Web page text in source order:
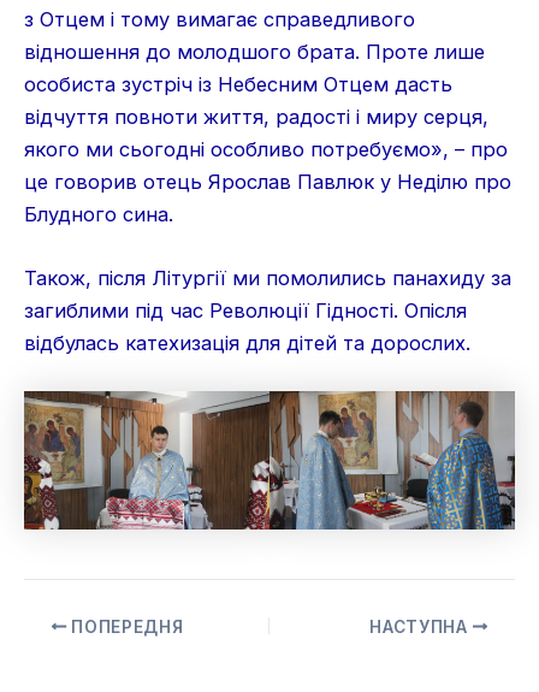
з Отцем і тому вимагає справедливого
відношення до молодшого брата. Проте лише
особиста зустріч із Небесним Отцем дасть
відчуття повноти життя, радості і миру серця,
якого ми сьогодні особливо потребуємо», – про
це говорив отець Ярослав Павлюк у Неділю про
Блудного сина.
Також, після Літургії ми помолились панахиду за
загиблими під час Революції Гідності. Опісля
відбулась катехизація для дітей та дорослих.
ПОПЕРЕДНЯ НАСТУПНА